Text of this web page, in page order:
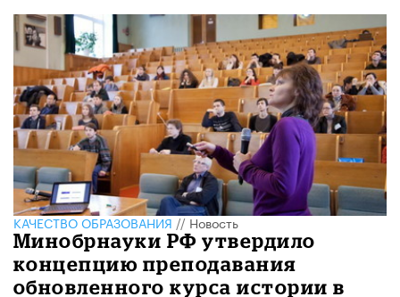
КАЧЕСТВО ОБРАЗОВАНИЯ//Новость
Минобрнауки РФ утвердило
концепцию преподавания
обновленного курса истории в